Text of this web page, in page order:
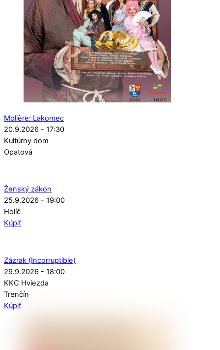
Molière: Lakomec
20.9.2026 - 17:30
Kultúrny dom
Opatová
Ženský zákon
25.9.2026 - 19:00
Holíč
Kúpiť
Zázrak (Incorruptible)
29.9.2026 - 18:00
KKC Hviezda
Trenčín
Kúpiť